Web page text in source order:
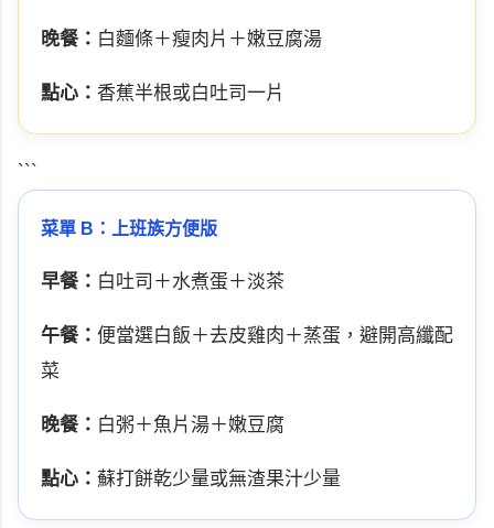
晚餐： 白麵條＋瘦肉片＋嫩豆腐湯
點心： 香蕉半根或白吐司一片
```
菜單 B：上班族方便版
早餐： 白吐司＋水煮蛋＋淡茶
午餐： 便當選白飯＋去皮雞肉＋蒸蛋，避開高纖配
菜
晚餐： 白粥＋魚片湯＋嫩豆腐
點心： 蘇打餅乾少量或無渣果汁少量